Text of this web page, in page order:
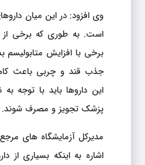
وی افزود: در این میان
است. به طوری که برخی از
برخی با افزایش
جذب قند و چربی باعث
این داروها باید با توجه
پزشک تجویز و مصرف شوند.
مدیرکل آزمایشگاه های
اشاره به اینکه بسیاری از